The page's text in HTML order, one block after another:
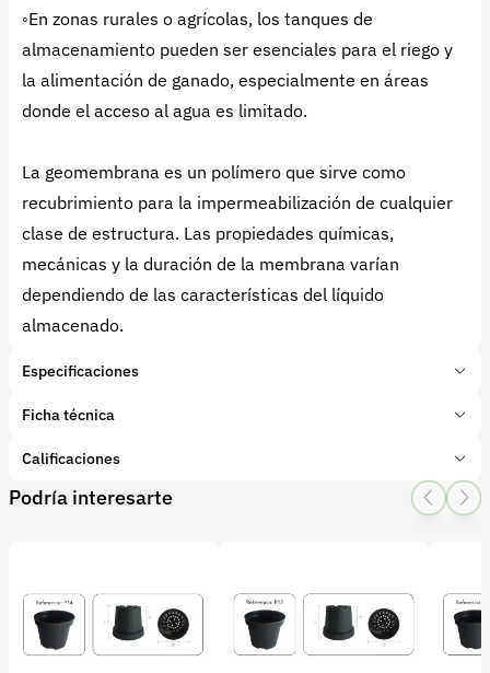
◦En zonas rurales o agrícolas, los tanques de
almacenamiento pueden ser esenciales para el riego y
la alimentación de ganado, especialmente en áreas
donde el acceso al agua es limitado.
La geomembrana es un polímero que sirve como
recubrimiento para la impermeabilización de cualquier
clase de estructura. Las propiedades químicas,
mecánicas y la duración de la membrana varían
dependiendo de las características del líquido
almacenado.
Especificaciones
Marca: ITMCOL SAS
Tipo de producto:
Subcategoría:Tanques de Acero
Ficha técnica
Agro. Brochure Armotanque 20
22.pdf
Calificaciones
1 Star
2 Star
3 Star4 Star
Podría interesarte